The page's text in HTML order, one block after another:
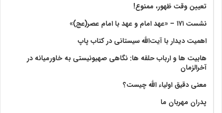
تعیین وقت ظهور، ممنوع!
نشست ۱۷۱ – «عهد امام و عهد با امام عصر(عج)»
اهمیت دیدار با آیت‌الله سیستانی در کتاب پاپ
هابیت ها و ارباب حلقه ها: نگاهی صهیونیستی به خاورمیانه در
آخرالزمان
معنی دقیق اولیاء الله چیست؟
پدران مهربان ما